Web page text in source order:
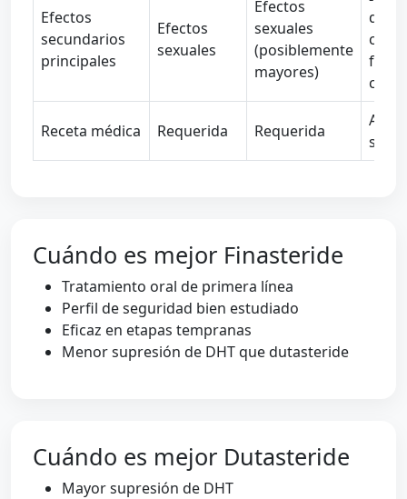
Efectos
secundarios
principales
Efectos
sexuales
Efectos
sexuales
(posiblemente
mayores)
del
fase
caída
Receta médica Requerida Requerida
A
sin
Cuándo es mejor Finasteride
Tratamiento oral de primera línea
Perfil de seguridad bien estudiado
Eficaz en etapas tempranas
Menor supresión de DHT que dutasteride
Cuándo es mejor Dutasteride
Mayor supresión de DHT